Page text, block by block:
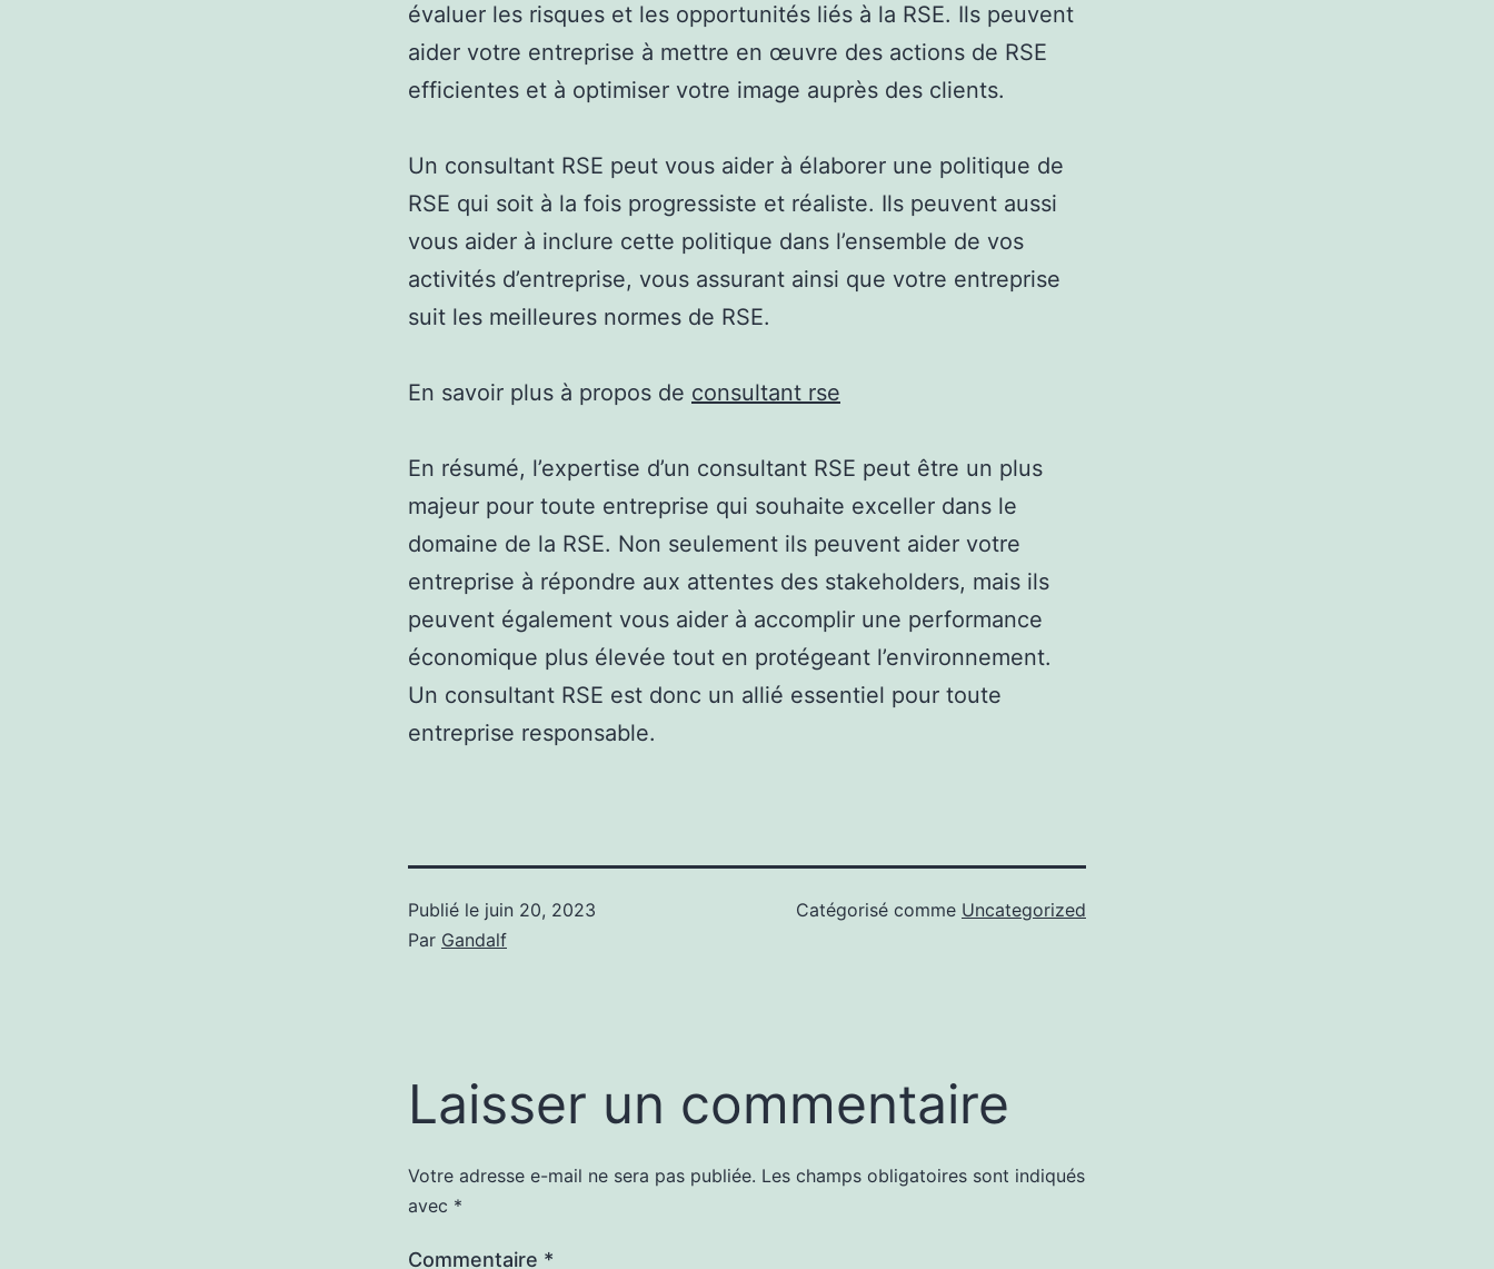
évaluer les risques et les opportunités liés à la RSE. Ils peuvent
aider votre entreprise à mettre en œuvre des actions de RSE
efficientes et à optimiser votre image auprès des clients.
Un consultant RSE peut vous aider à élaborer une politique de
RSE qui soit à la fois progressiste et réaliste. Ils peuvent aussi
vous aider à inclure cette politique dans l’ensemble de vos
activités d’entreprise, vous assurant ainsi que votre entreprise
suit les meilleures normes de RSE.
En savoir plus à propos de consultant rse
En résumé, l’expertise d’un consultant RSE peut être un plus
majeur pour toute entreprise qui souhaite exceller dans le
domaine de la RSE. Non seulement ils peuvent aider votre
entreprise à répondre aux attentes des stakeholders, mais ils
peuvent également vous aider à accomplir une performance
économique plus élevée tout en protégeant l’environnement.
Un consultant RSE est donc un allié essentiel pour toute
entreprise responsable.
Publié le juin 20, 2023
Par Gandalf
Catégorisé comme Uncategorized
Laisser un commentaire
Votre adresse e-mail ne sera pas publiée. Les champs obligatoires sont indiqués
avec *
Commentaire *